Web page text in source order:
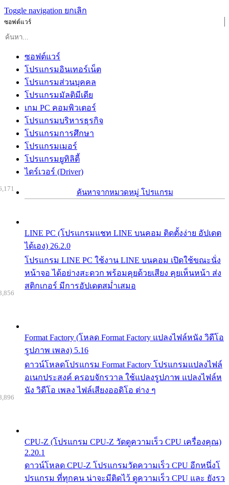
Toggle navigation ยกเลิก
ซอฟต์แวร์
ซอฟต์แวร์
โปรแกรมอินเทอร์เน็ต
โปรแกรมส่วนบุคคล
โปรแกรมมัลติมีเดีย
เกม PC คอมพิวเตอร์
โปรแกรมบริหารธุรกิจ
โปรแกรมการศึกษา
โปรแกรมเมอร์
โปรแกรมยูทิลิตี้
ไดร์เวอร์ (Driver)
ค้นหาจากหมวดหมู่ โปรแกรม
LINE PC (โปรแกรมแชท LINE บนคอม ติดตั้งง่าย อัปเดต
ได้เอง) 26.2.0
โปรแกรม LINE PC ใช้งาน LINE บนคอม เปิดใช้ขณะนั่ง
หน้าจอ ได้อย่างสะดวก พร้อมคุยด้วยเสียง คุยเห็นหน้า ส่ง
สติกเกอร์ มีการอัปเดตสม่ำเสมอ
Format Factory (โหลด Format Factory แปลงไฟล์หนัง วิดีโอ
รูปภาพ เพลง) 5.16
ดาวน์โหลดโปรแกรม Format Factory โปรแกรมแปลงไฟล์
อเนกประสงค์ ครอบจักรวาล ใช้แปลงรูปภาพ แปลงไฟล์ห
นัง วิดีโอ เพลง ไฟล์เสียงออดิโอ ต่าง ๆ
CPU-Z (โปรแกรม CPU-Z วัดดูความเร็ว CPU เครื่องคุณ)
2.20.1
ดาวน์โหลด CPU-Z โปรแกรมวัดความเร็ว CPU อีกหนึ่งโ
ปรแกรม ที่ทุกคน น่าจะมีติดไว้ ดูความเร็ว CPU และ ยังรว